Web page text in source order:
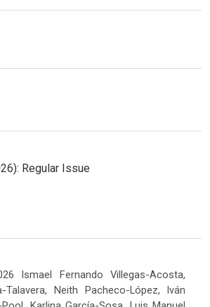
Regular Issue
Ismael Fernando Villegas-Acosta,
Talavera, Neith Pacheco-López, Iván